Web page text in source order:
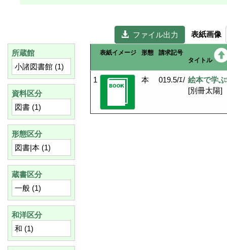
ファイル出力 表紙画像
所蔵館
小諸図書館 (1)
資料区分
図書 (1)
形態区分
図書|本 (1)
蔵書区分
一般 (1)
和洋区分
和 (1)
表紙イメージ 形態
請求記号
タイトル
1 本 019.5/ｴ/ 絵本で学
[別冊太陽]